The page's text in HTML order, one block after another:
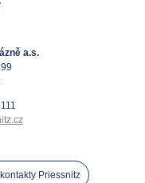
a.s.
Priessnitz